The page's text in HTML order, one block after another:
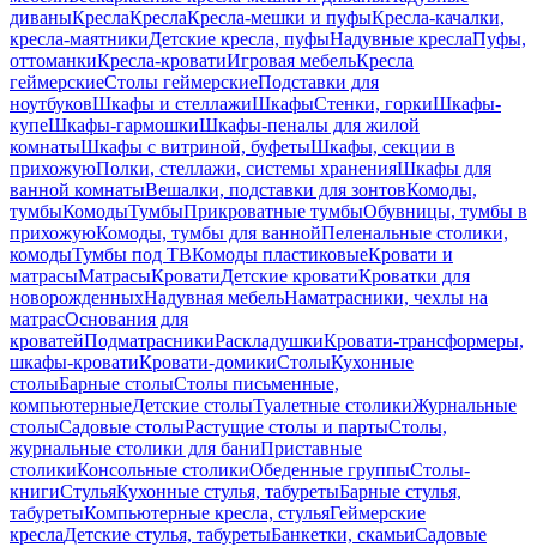
диваныКреслаКреслаКресла-мешки и пуфыКресла-качалки,
кресла-маятникиДетские кресла, пуфыНадувные креслаПуфы,
оттоманкиКресла-кроватиИгровая мебельКресла
геймерскиеСтолы геймерскиеПодставки для
ноутбуковШкафы и стеллажиШкафыСтенки, горкиШкафы-
купеШкафы-гармошкиШкафы-пеналы для жилой
комнатыШкафы с витриной, буфетыШкафы, секции в
прихожуюПолки, стеллажи, системы храненияШкафы для
ванной комнатыВешалки, подставки для зонтовКомоды,
тумбыКомодыТумбыПрикроватные тумбыОбувницы, тумбы в
прихожуюКомоды, тумбы для ваннойПеленальные столики,
комодыТумбы под ТВКомоды пластиковыеКровати и
матрасыМатрасыКроватиДетские кроватиКроватки для
новорожденныхНадувная мебельНаматрасники, чехлы на
матрасОснования для
кроватейПодматрасникиРаскладушкиКровати-трансформеры,
шкафы-кроватиКровати-домикиСтолыКухонные
столыБарные столыСтолы письменные,
компьютерныеДетские столыТуалетные столикиЖурнальные
столыСадовые столыРастущие столы и партыСтолы,
журнальные столики для баниПриставные
столикиКонсольные столикиОбеденные группыСтолы-
книгиСтульяКухонные стулья, табуретыБарные стулья,
табуретыКомпьютерные кресла, стульяГеймерские
креслаДетские стулья, табуретыБанкетки, скамьиСадовые